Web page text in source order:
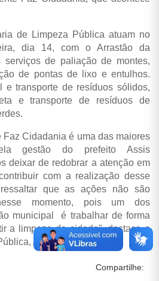
de Limpeza Pública atuam no
dia 14, com o Arrastão da
serviços de paliação de montes,
de pontas de lixo e entulhos.
e transporte de resíduos sólidos,
e transporte de resíduos de
Faz Cidadania é uma das maiores
gestão do prefeito Assis
deixar de redobrar a atenção em
com a realização desse
que as ações não são
momento, pois um dos
municipal é trabalhar de forma
a limpeza da cidade", destaca o
Alan Johnes.
Compartilhe: